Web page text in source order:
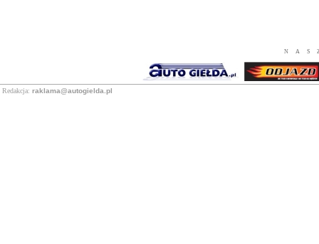
Redakcja: raklama@autogielda.pl